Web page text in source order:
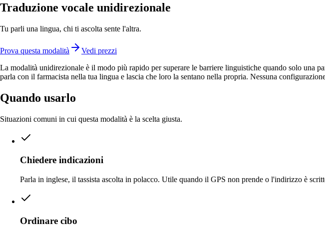
Traduzione vocale unidirezionale
Tu parli una lingua, chi ti ascolta sente l'altra.
Prova questa modalità
Vedi prezzi
La modalità unidirezionale è il modo più rapido per superare le barriere linguistiche quando solo una
parla con il farmacista nella tua lingua e lascia che loro la sentano nella propria. Nessuna
Quando usarlo
Situazioni comuni in cui questa modalità è la scelta giusta.
Chiedere indicazioni
Parla in inglese, il tassista ascolta in polacco. Utile quando il GPS non prende o l'indirizzo è
Ordinare cibo